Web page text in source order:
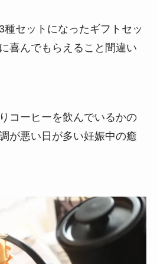
セットになったギフトセッ
喜んでもらえること間違い
コーヒーを飲んでいるかの
が悪い日が多い妊娠中の癒